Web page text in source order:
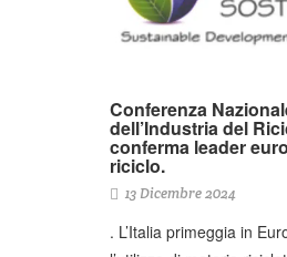
Conferenza
dell’Industria del
conferma leader
riciclo.
13 Dicembre 2024
. L’Italia primeggia in